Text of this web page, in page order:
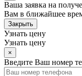
Ваша заявка на
Вам в ближайшее
Закрыть
Узнать цену
Узнать цену
×
Введите Ваш номер